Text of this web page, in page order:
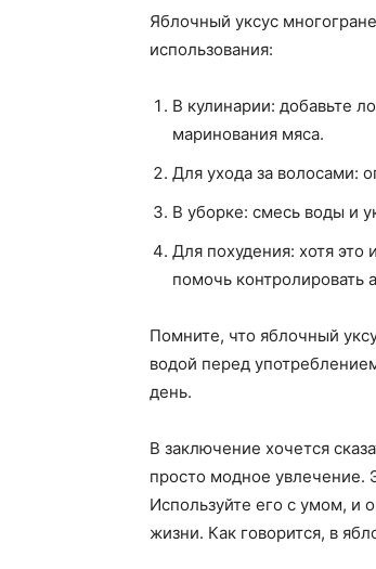
Яблочный уксус
использования:
В кулинарии: добавьте
маринования мяса.
Для ухода за волосами:
В уборке: смесь воды и
Для похудения: хотя
помочь контролировать
Помните, что яблочный
водой перед
день.
В заключение хочется
просто модное увлечение.
Используйте его с умом, и
жизни. Как говорится, в